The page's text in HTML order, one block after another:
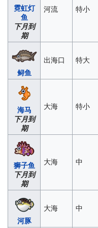
霓虹灯
鱼
下月到
期
河流 特小
鲟鱼
出海口 特大
海马
下月到
期
大海 特小
狮子鱼
下月到
期
大海 中
河豚
大海 中